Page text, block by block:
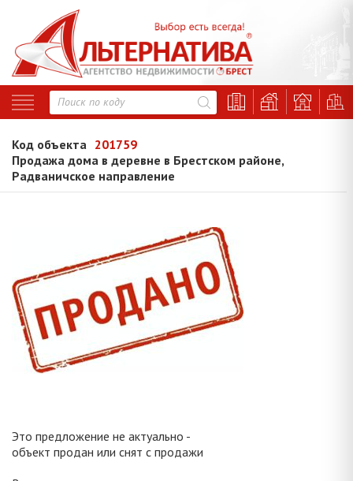
Код объекта 201759
Продажа дома в деревне в Брестском районе,
Радваничское направление
Это предложение не актуально -
объект продан или снят с продажи